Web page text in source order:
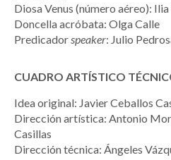
Diosa Venus (número aéreo):
Doncella acróbata: Olga Calle
Predicador speaker: Julio
CUADRO ARTÍSTICO
Idea original: Javier Ceballos
Dirección artística: Antonio
Casillas
Dirección técnica: Ángeles